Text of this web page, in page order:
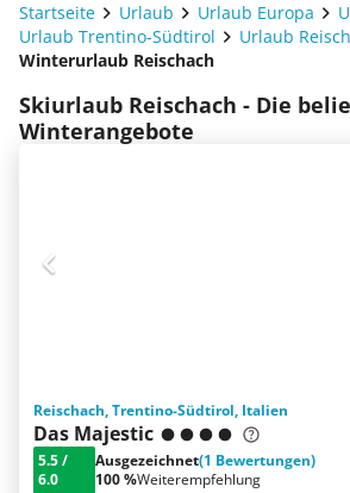
Startseite Urlaub Urlaub Europa
Urlaub Trentino-Südtirol
Urlaub
Winterurlaub Reischach
Skiurlaub Reischach - Die
Winterangebote
Reischach, Trentino-Südtirol, Italien
Das Majestic
5.5/
6.0
Ausgezeichnet(1 Bewertungen)
100 %Weiterempfehlung